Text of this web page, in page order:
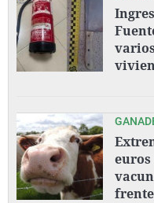
euros